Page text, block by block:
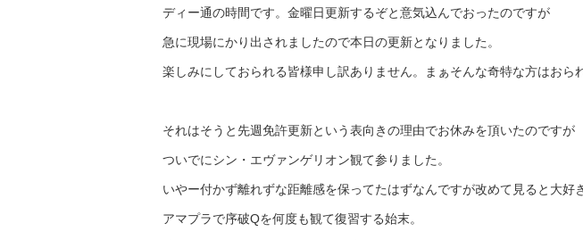
ディー通の時間です。金曜日更新するぞと意気込んでおったのですが
急に現場にかり出されましたので本日の更新となりました。
楽しみにしておられる皆様申し訳ありません。まぁそんな奇特な方はおら
それはそうと先週免許更新という表向きの理由でお休みを頂いたのですが
ついでにシン・エヴァンゲリオン観て参りました。
いやー付かず離れずな距離感を保ってたはずなんですが改めて見ると大好
アマプラで序破Qを何度も観て復習する始末。